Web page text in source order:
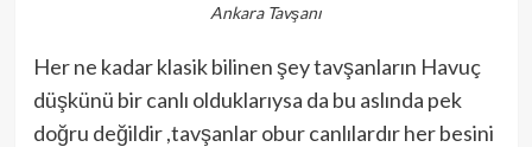
Ankara Tavşanı
Her ne kadar klasik bilinen şey tavşanların Havuç
düşkünü bir canlı olduklarıysa da bu aslında pek
doğru değildir ,tavşanlar obur canlılardır her besini